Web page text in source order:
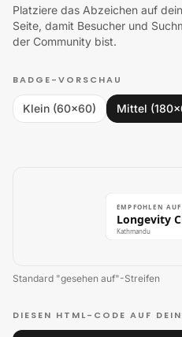
Platziere das Abzeichen auf
Seite, damit Besucher und
der Community bist.
BADGE-VORSCHAU
Klein (60×60) Mittel
EMPFOHLEN AUF
Longevity
Kathmandu
Standard "gesehen auf"-Streifen
DIESEN HTML-CODE AUF